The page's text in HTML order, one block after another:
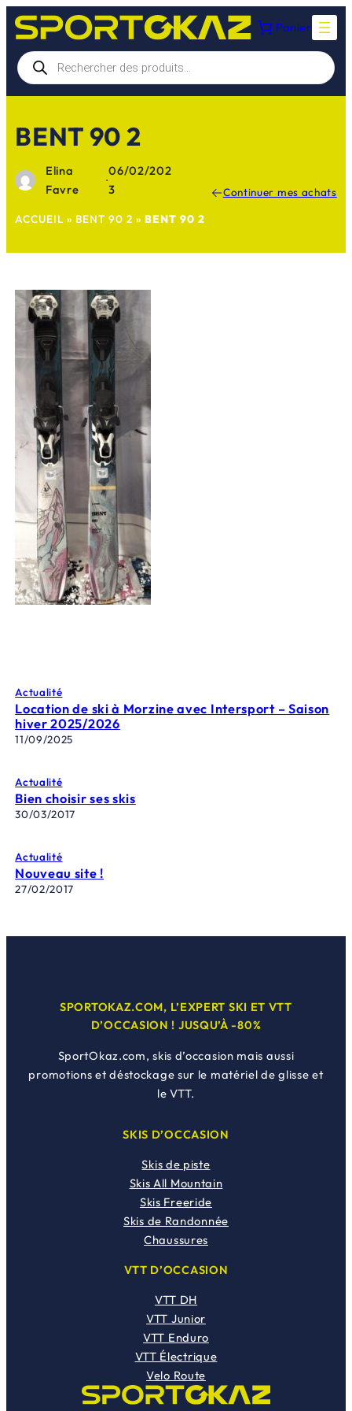
Aller
au
contenu
Panier
Recherche
de
produits
BENT 90 2
Elina
Favre
·
06/02/202
3
Continuer mes achats
ACCUEIL » BENT 90 2 » BENT 90 2
Actualité
Location de ski à Morzine avec Intersport – Saison
hiver 2025/2026
11/09/2025
Actualité
Bien choisir ses skis
30/03/2017
Actualité
Nouveau site !
27/02/2017
SPORTOKAZ.COM, L’EXPERT SKI ET VTT
D’OCCASION ! JUSQU’À -80%
SportOkaz.com, skis d’occasion mais aussi
promotions et déstockage sur le matériel de glisse et
le VTT.
SKIS D’OCCASION
Skis de piste
Skis All Mountain
Skis Freeride
Skis de Randonnée
Chaussures
VTT D’OCCASION
VTT DH
VTT Junior
VTT Enduro
VTT Électrique
Velo Route